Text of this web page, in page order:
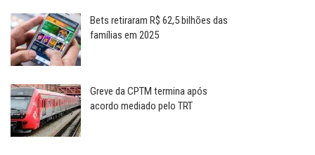
Bets retiraram R$ 62,5 bilhões das
famílias em 2025
Greve da CPTM termina após
acordo mediado pelo TRT